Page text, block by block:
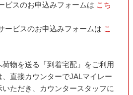
ビスのお申込みフォームは こち
ービスのお申込みフォームは こ
物を送る「到着宅配」をご利用
直接カウンターでJALマイレー
ただき、カウンタースタッフに